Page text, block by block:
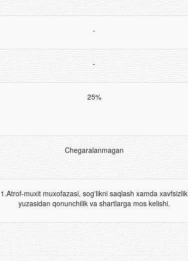
-
-
25%
Chegaralanmagan
1.Atrof-muxit muxofazasi, sog'likni saqlash xamda xavfsizlik
yuzasidan qonunchilik va shartlarga mos kelishi.